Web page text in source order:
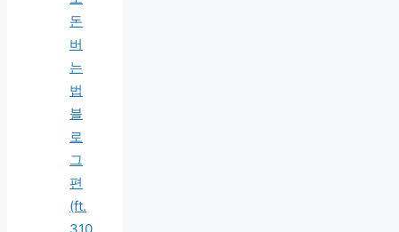
돈
버
는
법
블
로
그
편
(ft.